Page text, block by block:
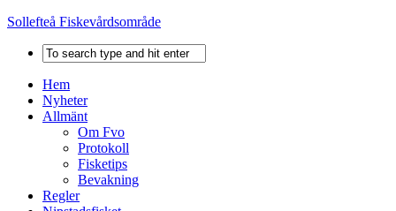
Sollefteå Fiskevårdsområde
Hem
Nyheter
Allmänt
Om Fvo
Protokoll
Fisketips
Bevakning
Regler